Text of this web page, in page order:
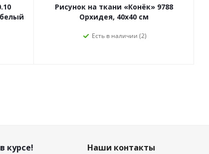
Рисунок на ткани «Конёк» 9788
Орхидея, 40х40 см
Есть в наличии (2)
курсе! Наши контакты